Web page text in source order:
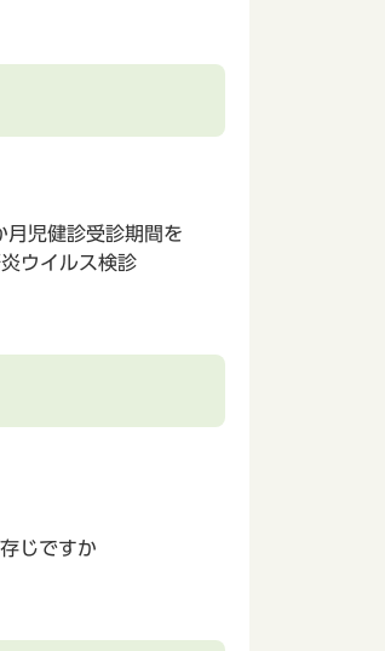
児健診受診期間を
ウイルス検診
じですか